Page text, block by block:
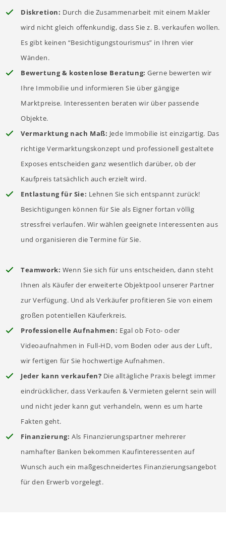
Diskretion: Durch die Zusammenarbeit mit einem Makler
wird nicht gleich offenkundig, dass Sie z. B. verkaufen wollen.
Es gibt keinen “Besichtigungstourismus” in Ihren vier
Wänden.
Bewertung & kostenlose Beratung: Gerne bewerten wir
Ihre Immobilie und informieren Sie über gängige
Marktpreise. Interessenten beraten wir über passende
Objekte.
Vermarktung nach Maß: Jede Immobilie ist einzigartig. Das
richtige Vermarktungskonzept und professionell gestaltete
Exposes entscheiden ganz wesentlich darüber, ob der
Kaufpreis tatsächlich auch erzielt wird.
Entlastung für Sie: Lehnen Sie sich entspannt zurück!
Besichtigungen können für Sie als Eigner fortan völlig
stressfrei verlaufen. Wir wählen geeignete Interessenten aus
und organisieren die Termine für Sie.
Teamwork: Wenn Sie sich für uns entscheiden, dann steht
Ihnen als Käufer der erweiterte Objektpool unserer Partner
zur Verfügung. Und als Verkäufer profitieren Sie von einem
großen potentiellen Käuferkreis.
Professionelle Aufnahmen: Egal ob Foto- oder
Videoaufnahmen in Full-HD, vom Boden oder aus der Luft,
wir fertigen für Sie hochwertige Aufnahmen.
Jeder kann verkaufen? Die alltägliche Praxis belegt immer
eindrücklicher, dass Verkaufen & Vermieten gelernt sein will
und nicht jeder kann gut verhandeln, wenn es um harte
Fakten geht.
Finanzierung: Als Finanzierungspartner mehrerer
namhafter Banken bekommen Kaufinteressenten auf
Wunsch auch ein maßgeschneidertes Finanzierungsangebot
für den Erwerb vorgelegt.